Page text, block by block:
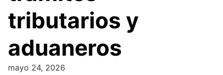
tributarios y
aduaneros
mayo 24, 2026